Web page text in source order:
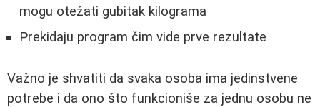
mogu otežati gubitak kilograma
Prekidaju program čim vide prve rezultate
Važno je shvatiti da svaka osoba ima jedinstvene
potrebe i da ono što funkcioniše za jednu osobu ne